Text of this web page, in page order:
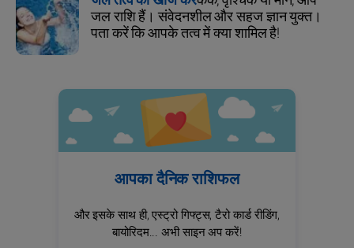
जल राशि हैं। संवेदनशील और सहज ज्ञान युक्त।
पता करें कि आपके तत्व में क्या शामिल है!
आपका दैनिक राशिफल
और इसके साथ ही, एस्ट्रो गिफ्ट्स, टैरो कार्ड रीडिंग,
बायोरिदम... अभी साइन अप करें!